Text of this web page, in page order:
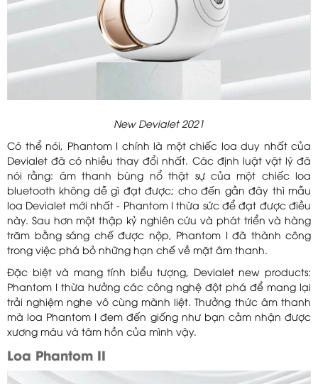
New Devialet 2021
Có thể nói, Phantom I
chính là một chiếc loa duy nhất của
Devialet đã có nhiều thay đổi nhất. Các định luật vật lý đã
nói rằng: âm thanh bùng nổ thật sự của một chiếc loa
bluetooth không dễ gì đạt được; cho đến gần đây thì mẫu
loa Devialet mới nhất - Phantom I thừa sức để đạt được điều
này. Sau hơn một thập kỷ nghiên cứu và phát triển và hàng
trăm bằng sáng chế được nộp, Phantom I đã thành công
trong việc phá bỏ những hạn chế về mặt âm thanh.
Đặc biệt và mang tính biểu tượng, Devialet new products:
Phantom I thừa hưởng các công nghệ đột phá để mang lại
trải nghiệm nghe vô cùng mãnh liệt. Thưởng thức âm thanh
mà loa Phantom I đem đến giống như bạn cảm nhận được
xương máu và tâm hồn của mình vậy.
Loa Phantom II